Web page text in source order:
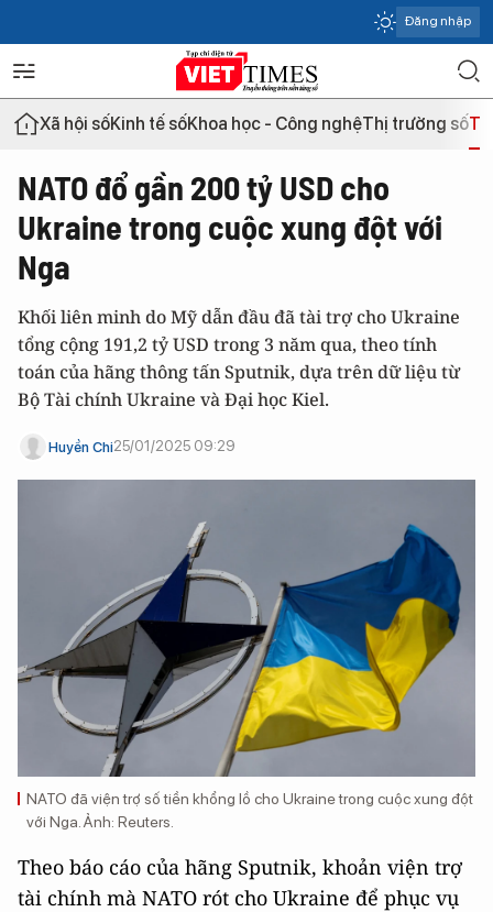
Đăng nhập
Xã hội sốKinh tế sốKhoa học - Công nghệThị trường số
NATO đổ gần 200 tỷ USD cho
Ukraine trong cuộc xung đột với
Nga
Khối liên minh do Mỹ dẫn đầu đã tài trợ cho Ukraine
tổng cộng 191,2 tỷ USD trong 3 năm qua, theo tính
toán của hãng thông tấn Sputnik, dựa trên dữ liệu từ
Bộ Tài chính Ukraine và Đại học Kiel.
Huyền Chi25/01/2025 09:29
NATO đã viện trợ số tiền khổng lồ cho Ukraine trong cuộc xung đột
với Nga. Ảnh: Reuters.
Theo báo cáo của hãng Sputnik, khoản viện trợ
tài chính mà NATO rót cho Ukraine để phục vụ